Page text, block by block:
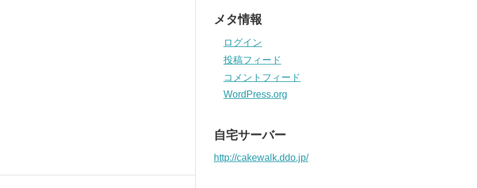
メタ情報
ログイン
投稿フィード
コメントフィード
WordPress.org
自宅サーバー
http://cakewalk.ddo.jp/